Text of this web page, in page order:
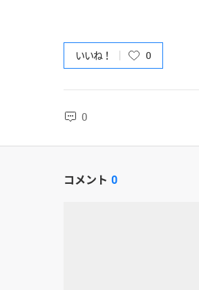
いいね！ 0
0
コメント 0